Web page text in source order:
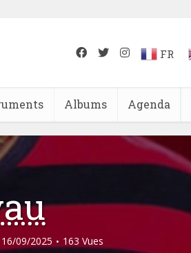
FR
Albums Agenda
09/2025 163 Vues